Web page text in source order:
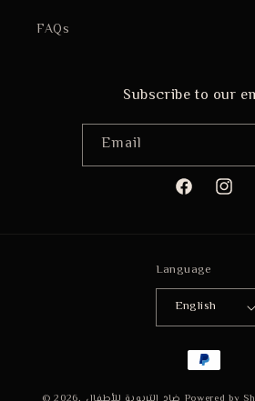
FAQs
Subscribe to our
Email
Facebook
Language
English
Payment
methods